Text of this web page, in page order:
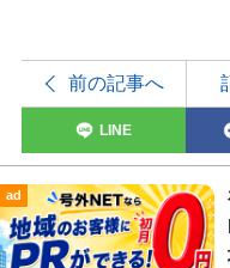
前の記事へ
LINE
ad